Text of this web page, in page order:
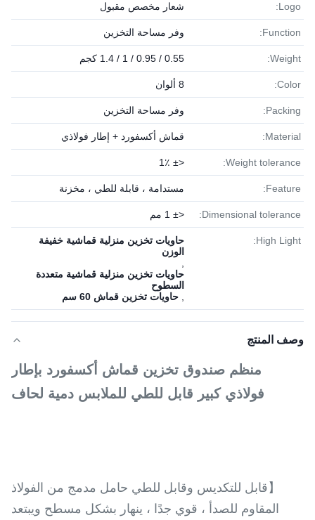
Logo: شعار مخصص مقبول
Function: وفر مساحة التخزين
Weight: 0.55 / 0.95 / 1 / 1.4 كجم
Color: 8 ألوان
Packing: وفر مساحة التخزين
Material: قماش أكسفورد + إطار فولاذي
Weight tolerance: <± 1٪
Feature: مستدامة ، قابلة للطي ، مخزنة
Dimensional tolerance: <± 1 مم
High Light:
حاويات تخزين منزلية قماشية خفيفة
الوزن
حاويات تخزين منزلية قماشية متعددة
السطوح
حاويات تخزين قماش 60 سم
وصف المنتج
منظم صندوق تخزين قماش أكسفورد بإطار
فولاذي كبير قابل للطي للملابس دمية لحاف
【قابل للتكديس وقابل للطي حامل مدمج من الفولاذ
المقاوم للصدأ ، قوي جدًا ، ينهار بشكل مسطح ويبتعد